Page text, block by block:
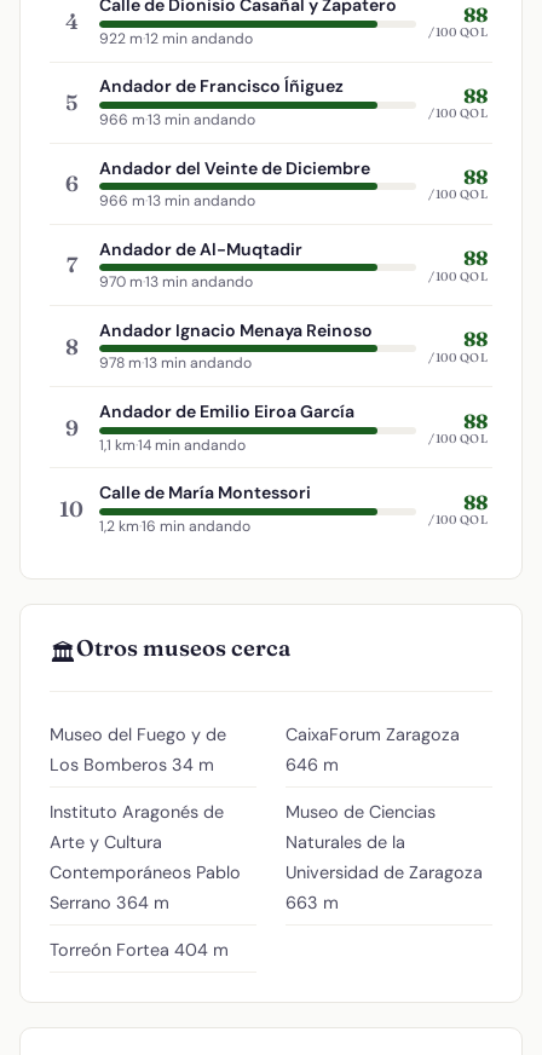
4
Calle de Dionisio Casañal y Zapatero
922 m·12 min andando
88
/100 QOL
5
Andador de Francisco Íñiguez
966 m·13 min andando
88
/100 QOL
6
Andador del Veinte de Diciembre
966 m·13 min andando
88
/100 QOL
7
Andador de Al-Muqtadir
970 m·13 min andando
88
/100 QOL
8
Andador Ignacio Menaya Reinoso
978 m·13 min andando
88
/100 QOL
9
Andador de Emilio Eiroa García
1,1 km·14 min andando
88
/100 QOL
10
Calle de María Montessori
1,2 km·16 min andando
88
/100 QOL
🏛️Otros museos cerca
Museo del Fuego y de
Los Bomberos 34 m
Instituto Aragonés de
Arte y Cultura
Contemporáneos Pablo
Serrano 364 m
Torreón Fortea 404 m
CaixaForum Zaragoza
646 m
Museo de Ciencias
Naturales de la
Universidad de Zaragoza
663 m